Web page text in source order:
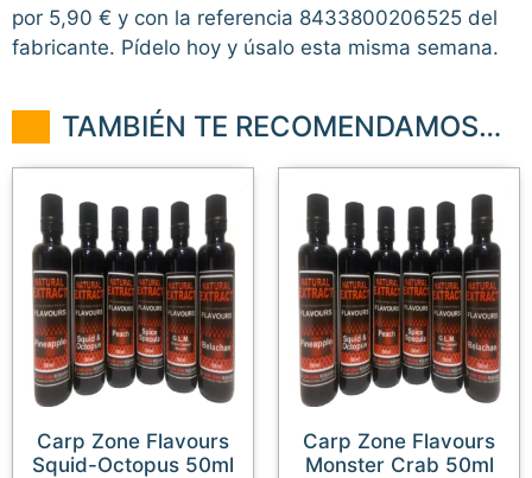
por 5,90 € y con la referencia 8433800206525 del
fabricante. Pídelo hoy y úsalo esta misma semana.
TAMBIÉN TE RECOMENDAMOS…
Carp Zone Flavours
Squid-Octopus 50ml
Carp Zone Flavours
Monster Crab 50ml